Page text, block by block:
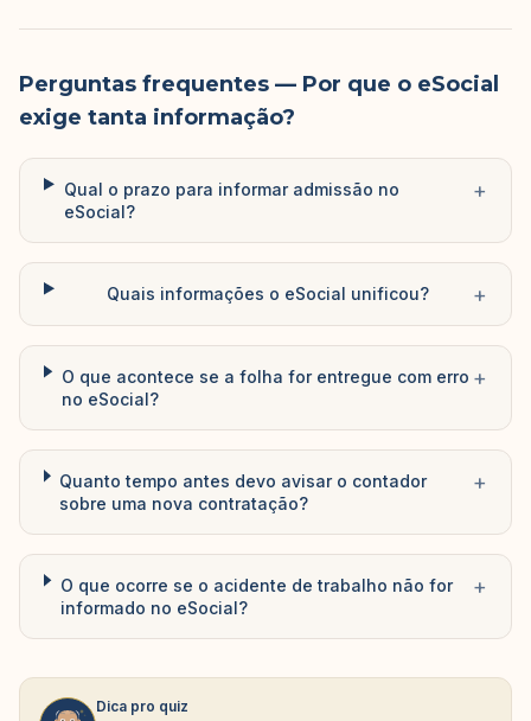
Perguntas frequentes — Por que o eSocial
exige tanta informação?
Qual o prazo para informar admissão no
eSocial?
+
Quais informações o eSocial unificou? +
O que acontece se a folha for entregue com erro
no eSocial?
+
Quanto tempo antes devo avisar o contador
sobre uma nova contratação?
+
O que ocorre se o acidente de trabalho não for
informado no eSocial?
+
Dica pro quiz